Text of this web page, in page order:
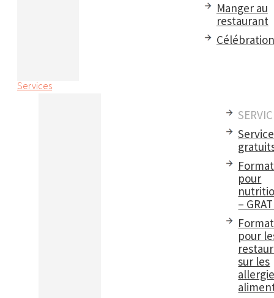
Manger au
restaurant
Services
pour
–
pour
sur les